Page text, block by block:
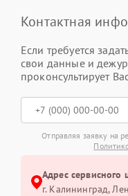
Контактная
Если требуется
свои данные и
проконсультирует
Отправляя заявку на
Адрес сервисного
г. Калининград,